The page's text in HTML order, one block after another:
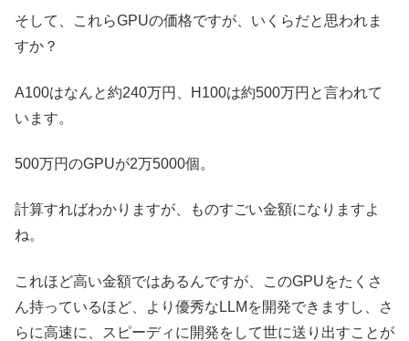
そして、これらGPUの価格ですが、いくらだと思われま
すか？
A100はなんと約240万円、H100は約500万円と言われて
います。
500万円のGPUが2万5000個。
計算すればわかりますが、ものすごい金額になりますよ
ね。
これほど高い金額ではあるんですが、このGPUをたくさ
ん持っているほど、より優秀なLLMを開発できますし、さ
らに高速に、スピーディに開発をして世に送り出すことが